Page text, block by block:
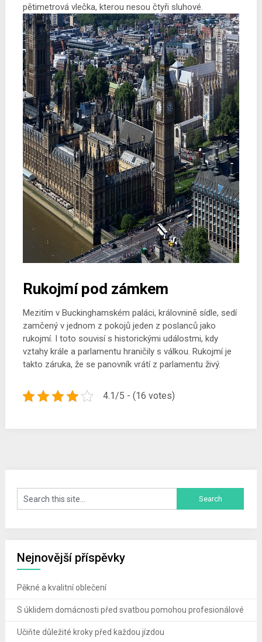
pětimetrová vlečka, kterou nesou čtyři sluhové.
Rukojmí pod zámkem
Mezitím v Buckinghamském paláci, královnině sídle, sedí
zamčený v jednom z pokojů jeden z poslanců jako
rukojmí. I toto souvisí s historickými událostmi, kdy
vztahy krále a parlamentu hraničily s válkou. Rukojmí je
takto záruka, že se panovník vrátí z parlamentu živý.
4.1/5 - (16 votes)
Nejnovější příspěvky
Pěkné a kvalitní oblečení
S úklidem domácnosti před svatbou pomohou profesionálové
Učiňte důležité kroky před každou jízdou